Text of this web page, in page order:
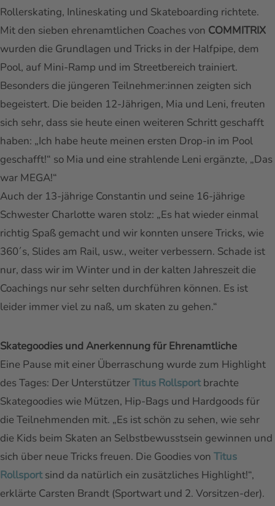
Rollerskating, Inlineskating und Skateboarding richtete.
Mit den sieben ehrenamtlichen Coaches von COMMITRIX
wurden die Grundlagen und Tricks in der Halfpipe, dem
Pool, auf Mini-Ramp und im Streetbereich trainiert.
Besonders die jüngeren Teilnehmer:innen zeigten sich
begeistert. Die beiden 12-Jährigen, Mia und Leni, freuten
sich sehr, dass sie heute einen weiteren Schritt geschafft
haben: „Ich habe heute meinen ersten Drop-in im Pool
geschafft!“ so Mia und eine strahlende Leni ergänzte, „Das
war MEGA!“
Auch der 13-jährige Constantin und seine 16-jährige
Schwester Charlotte waren stolz: „Es hat wieder einmal
richtig Spaß gemacht und wir konnten unsere Tricks, wie
360´s, Slides am Rail, usw., weiter verbessern. Schade ist
nur, dass wir im Winter und in der kalten Jahreszeit die
Coachings nur sehr selten durchführen können. Es ist
leider immer viel zu naß, um skaten zu gehen.“
Skategoodies und Anerkennung für Ehrenamtliche
Eine Pause mit einer Überraschung wurde zum Highlight
des Tages: Der UnterstützerTitus Rollsportbrachte
Skategoodies wie Mützen, Hip-Bags und Hardgoods für
die Teilnehmenden mit. „Es ist schön zu sehen, wie sehr
die Kids beim Skaten an Selbstbewusstsein gewinnen und
sich über neue Tricks freuen. Die Goodies von Titus
Rollsportsind da natürlich ein zusätzliches Highlight!“,
erklärte Carsten Brandt (Sportwart und 2. Vorsitzen-der).